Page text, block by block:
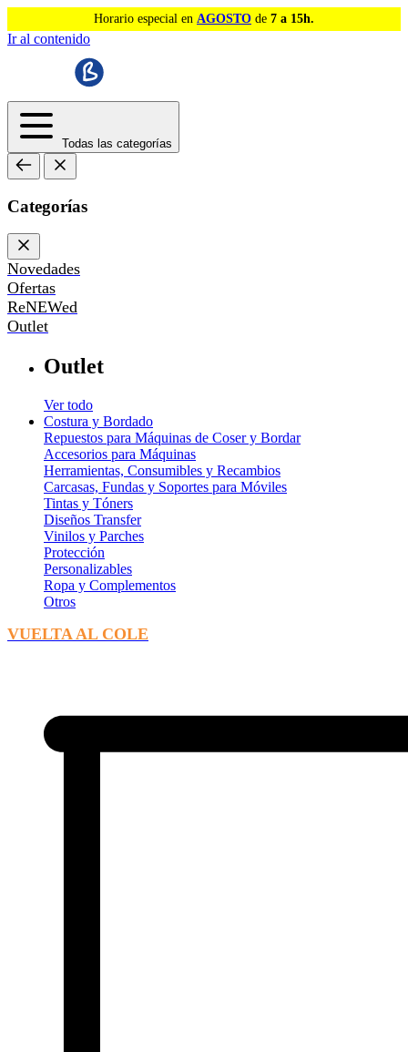
Horario especial en AGOSTO de 7 a 15h.
Ir al contenido
Todas las categorías
Categorías
Novedades
Ofertas
ReNEWed
Outlet
Outlet
Ver todo
Costura y Bordado
Repuestos para Máquinas de Coser y Bordar
Accesorios para Máquinas
Herramientas, Consumibles y Recambios
Carcasas, Fundas y Soportes para Móviles
Tintas y Tóners
Diseños Transfer
Vinilos y Parches
Protección
Personalizables
Ropa y Complementos
Otros
VUELTA AL COLE